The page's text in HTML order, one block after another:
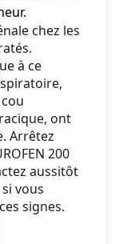
chez les
à ce
ont
Arrêtez
200
aussitôt
vous
signes.